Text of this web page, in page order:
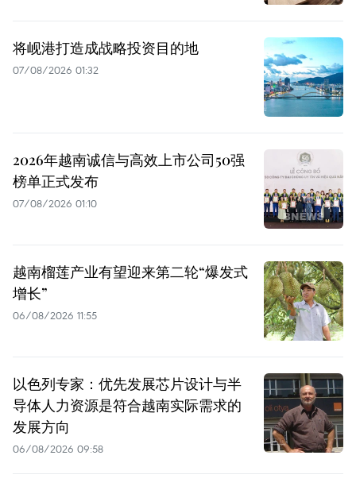
将岘港打造成战略投资目的地
07/08/2026 01:32
2026年越南诚信与高效上市公司50强
榜单正式发布
07/08/2026 01:10
越南榴莲产业有望迎来第二轮“爆发式
增长”
06/08/2026 11:55
以色列专家：优先发展芯片设计与半
导体人力资源是符合越南实际需求的
发展方向
06/08/2026 09:58